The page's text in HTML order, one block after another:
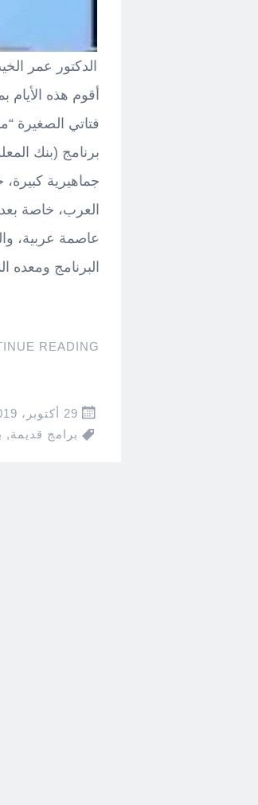
الدكتور عمر
فتاتي الصغيرة
برنامج (بنك
جماهيرية
عاصمة عربية،
البرنامج ومعده
READING
29 أكتوبر، 2019
برامج قديمة,